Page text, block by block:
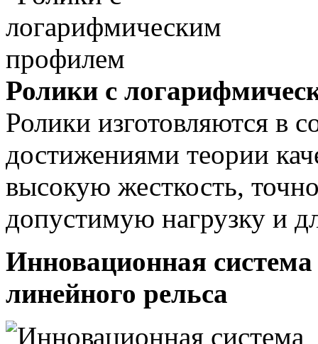
Ролики с
Ролики изготовляются в
достижениями теории
высокую жесткость,
допустимую нагрузку и
Инновационная
линейного рельса